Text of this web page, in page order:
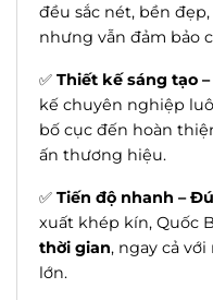
đều sắc nét, bền
nhưng vẫn đảm bảo
✅ Thiết kế sáng tạo
kế chuyên nghiệp
bố cục đến hoàn
ấn thương hiệu.
✅ Tiến độ nhanh –
xuất khép kín, Quốc
thời gian, ngay cả
lớn.